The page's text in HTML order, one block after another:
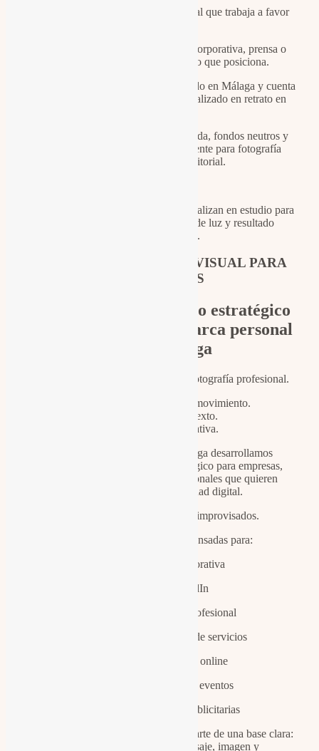
El resultado es una imagen profesional que trabaja a favor
Una fotografía para LinkedIn, web corporativa, prensa o
eventos que no solo muestra, sino que posiciona.
Nuestro estudio fotográfico está ubicado en Málaga y cuenta
con equipamiento profesional especializado en retrato en
Trabajamos con iluminación controlada, fondos neutros y
atmósferas construidas específicamente para fotografía
corporativa y retrato editorial.
La mayoría de las sesiones se realizan en estudio para
garantizar control absoluto de luz y resultado
profesional.
CONTENIDO AUDIOVISUAL PARA
MARCAS
Producción de vídeo estratégico
para empresas y marca personal
en Málaga
Hoy no basta con una buena fotografía profesional.
Las marcas necesitan movimiento.
Necesitan contexto.
Necesitan narrativa.
En nuestro estudio en Málaga desarrollamos
contenido audiovisual estratégico para empresas,
profesionales y marcas personales que quieren
consolidar su autoridad digital.
No hablamos de vídeos improvisados.
Hablamos de piezas pensadas para:
Web corporativa
LinkedIn
Instagram profesional
Lanzamientos de servicios
Formación online
Ponencias y eventos
Campañas publicitarias
Cada producción audiovisual parte de una base clara:
la coherencia entre mensaje, imagen y